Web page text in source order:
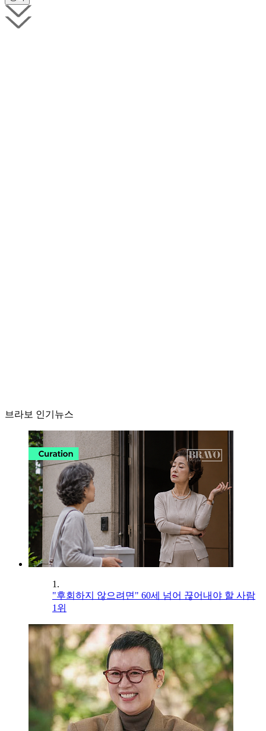
브라보 인기뉴스
1.
"후회하지 않으려면" 60세 넘어 끊어내야 할 사람
1위